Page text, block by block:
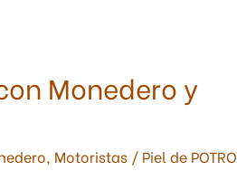
Monedero y
, Motoristas/ Piel de POTRO